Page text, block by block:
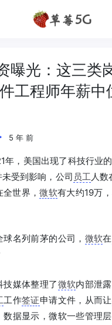
曝光：这三类
工程师年薪中
5 年 前
年，美国出现了科技行业
受到影响，公司 员工 人
全世界，微软有大约19万
名列前茅的公司， 微软在
媒体整理了微软内部泄
工作签证申请文件，从而让
数据显示，微软一些管理